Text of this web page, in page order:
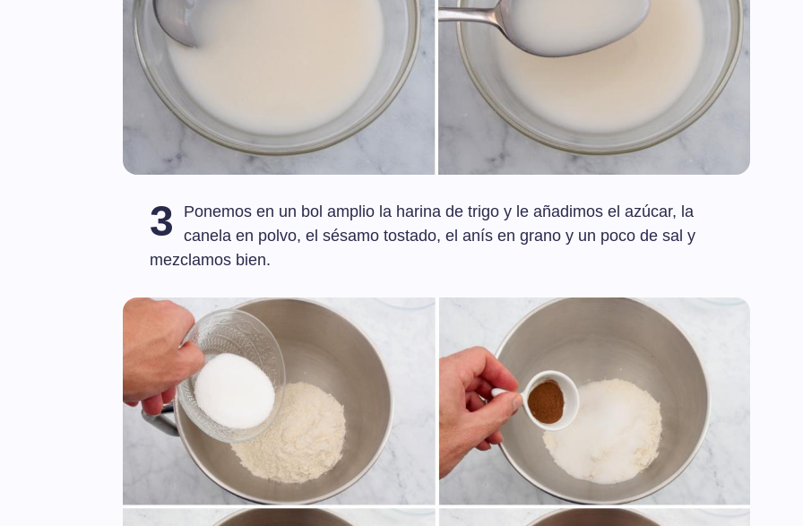
3
Ponemos en un bol amplio la harina de trigo y le añadimos el azúcar, la
canela en polvo, el sésamo tostado, el anís en grano y un poco de sal y
mezclamos bien.